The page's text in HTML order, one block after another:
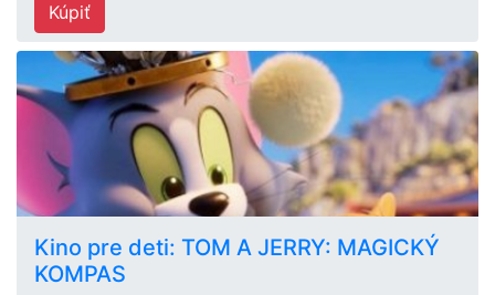
Kúpiť
Kino pre deti: TOM A JERRY: MAGICKÝ
KOMPAS